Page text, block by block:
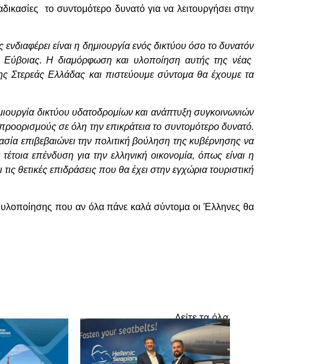
το συντομότερο δυνατό για να λειτουργήσει στην
είναι η δημιουργία ενός δικτύου όσο το δυνατόν
Η διαμόρφωση και υλοποίηση αυτής της νέας
Στερεάς Ελλάδας και πιστεύουμε σύντομα θα έχουμε τα
δικτύου υδατοδρομίων και ανάπτυξη συγκοινωνιών
σε όλη την επικράτεια το συντομότερο δυνατό.
επιβεβαιώνει την πολιτική βούληση της κυβέρνησης να
επένδυση για την ελληνική οικονομία, όπως είναι η
θετικές επιδράσεις που θα έχει στην εγχώρια τουριστική
που αν όλα πάνε καλά σύντομα οι Έλληνες θα
Δείτε τα όλα